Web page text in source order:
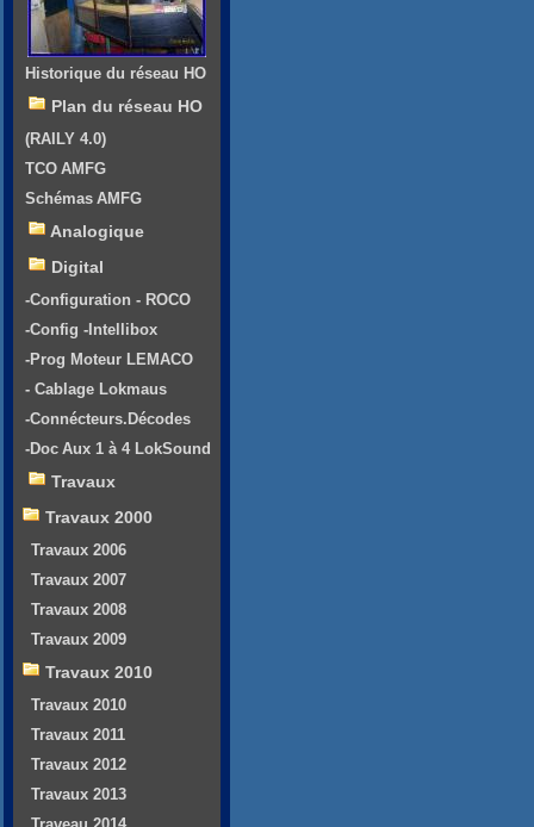
Historique du réseau HO
Plan du réseau HO
(RAILY 4.0)
TCO AMFG
Schémas AMFG
Analogique
Digital
-Configuration - ROCO
-Config -Intellibox
-Prog Moteur LEMACO
- Cablage Lokmaus
-Connécteurs.Décodes
-Doc Aux 1 à 4 LokSound
Travaux
Travaux 2000
Travaux 2006
Travaux 2007
Travaux 2008
Travaux 2009
Travaux 2010
Travaux 2010
Travaux 2011
Travaux 2012
Travaux 2013